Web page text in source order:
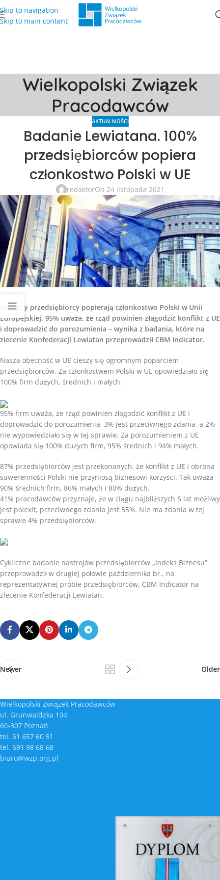
Skip to navigation
Skip to main content
Wielkopolski Związek
Pracodawców
AKTUALNOŚCI
Badanie Lewiatana. 100%
przedsiębiorców popiera
członkostwo Polski w UE
redaktorOn 24 listopada 2021
Wszyscy przedsiębiorcy popierają członkostwo Polski w Unii
Europejskiej, 95% uważa, że rząd powinien złagodzić konflikt z UE
i doprowadzić do porozumienia – wynika z badania, które na
zlecenie Konfederacji Lewiatan przeprowadził CBM Indicator.
Nasza obecność w UE cieszy się ogromnym poparciem
przedsiębiorców. Za członkostwem Polski w UE opowiedziało się
100% firm dużych, średnich i małych.
95% firm uważa, że rząd powinien złagodzić konflikt z UE i
doprowadzić do porozumienia, 3% jest przeciwnego zdania, a 2%
nie wypowiedziało się w tej sprawie. Za porozumieniem z UE
opowiada się 100% dużych firm, 95% średnich i 94% małych.
87% przedsiębiorców jest przekonanych, że konflikt z UE i obrona
suwerenności Polski nie przyniosą biznesowi korzyści. Tak uważa
90% średnich firm, 86% małych i 80% dużych.
41% pracodawców przyznaje, że w ciągu najbliższych 5 lat możliwy
jest polexit, przeciwnego zdania jest 55%. Nie ma zdania w tej
sprawie 4% przedsiębiorców.
Cykliczne badanie nastrojów przedsiębiorców „Indeks Biznesu”
przeprowadził w drugiej połowie października br., na
reprezentatywnej próbie przedsiębiorców, CBM Indicator na
zlecenie Konfederacji Lewiatan.
Newer Older
Wielkopolski Związek Pracodawców
ul. Grunwaldzka 104
60-307 Poznań
tel. 61 657 60 51
tel. 691 98 68 68
biuro@wzp.org.pl